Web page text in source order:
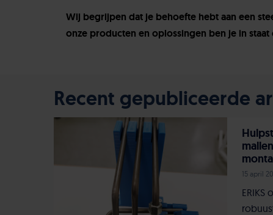
Wij begrijpen dat je behoefte hebt aan een
onze producten en oplossingen ben je in
Recent gepubliceerde
15 april
ERIKS